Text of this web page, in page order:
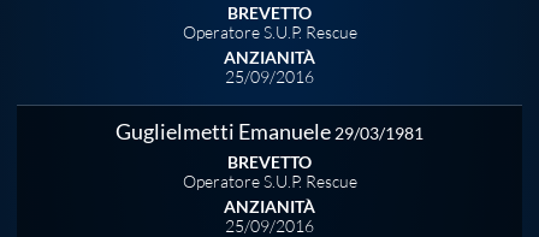
Webmail
BREVETTO
Operatore S.U.P. Rescue
ANZIANITÀ
25/09/2016
Guglielmetti Emanuele 29/03/1981
BREVETTO
Operatore S.U.P. Rescue
ANZIANITÀ
25/09/2016